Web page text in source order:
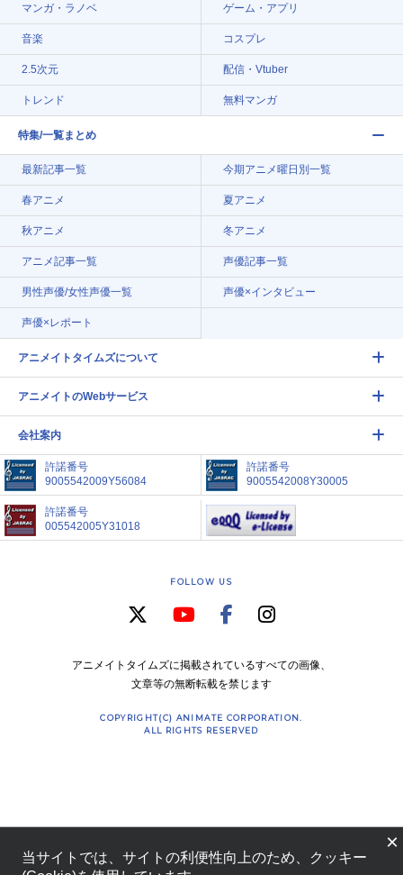
マンガ・ラノベ ゲーム・アプリ
音楽 コスプレ
2.5次元 配信・Vtuber
トレンド 無料マンガ
特集/一覧まとめ
最新記事一覧 今期アニメ曜日別一覧
春アニメ 夏アニメ
秋アニメ 冬アニメ
アニメ記事一覧 声優記事一覧
男性声優/女性声優一覧 声優×インタビュー
声優×レポート
アニメイトタイムズについて
アニメイトのWebサービス
会社案内
許諾番号
9005542009Y56084
許諾番号
9005542008Y30005
許諾番号
005542005Y31018
FOLLOW US
アニメイトタイムズに掲載されているすべての画像、
文章等の無断転載を禁じます
COPYRIGHT(C) ANIMATE CORPORATION.
ALL RIGHTS RESERVED
×
当サイトでは、サイトの利便性向上のため、クッキー